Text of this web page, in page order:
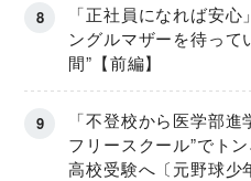
「正社員になれば安
ングルマザーを待って
間”【前編】
「不登校から医学部進
フリースクール”でト
高校受験へ〔元野球少